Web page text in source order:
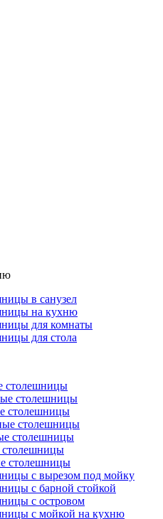
в санузел
на кухню
для комнаты
для стола
столешницы
столешницы
столешницы
столешницы
столешницы
столешницы
столешницы
с вырезом под мойку
с барной стойкой
с островом
с мойкой на кухню